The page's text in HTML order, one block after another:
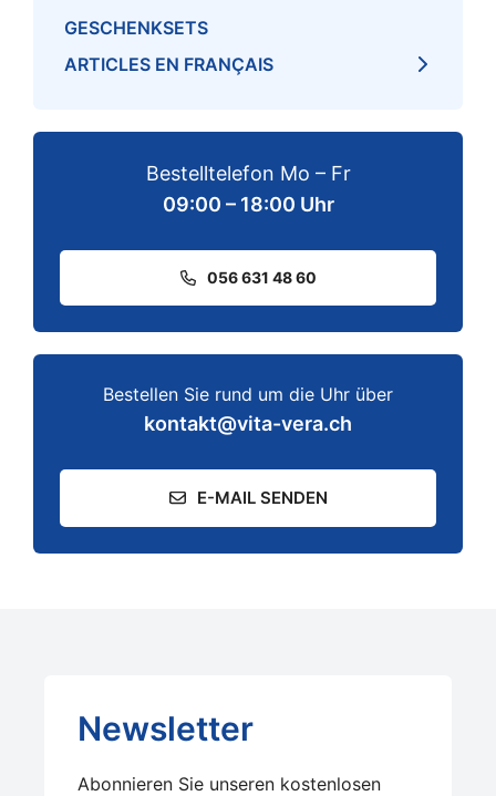
GESCHENKSETS
ARTICLES EN FRANÇAIS
Bestelltelefon Mo – Fr
09:00 – 18:00 Uhr
056 631 48 60
Bestellen Sie rund um die Uhr über
kontakt@vita-vera.ch
E-MAIL SENDEN
Newsletter
Abonnieren Sie unseren kostenlosen